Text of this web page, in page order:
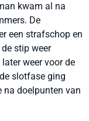
kwam al na
De
een strafschop en
stip weer
weer voor de
slotfase ging
na doelpunten van